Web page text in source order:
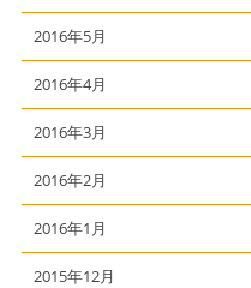
2016年5月
2016年4月
2016年3月
2016年2月
2016年1月
2015年12月